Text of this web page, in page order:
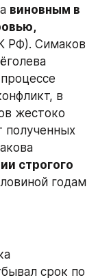
виновным в
РФ). Симаков
в
жестоко
полученных
строгого
годам
срок по